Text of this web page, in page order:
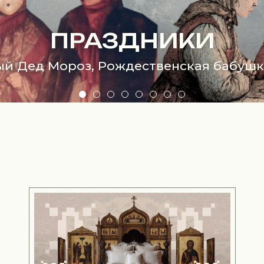
ЭТНОГРАФИЯ
на блюде: нескучная еда народов